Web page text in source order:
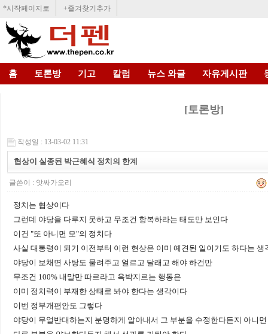
*시작페이지로 +즐겨찾기추가
홈 토론방 기고 칼럼 뉴스 와글 자유게시판
[토론방]
작성일 : 13-03-02 11:31
협상이 실종된 박근혜식 정치의 한계
글쓴이 : 앗싸가오리
정치는 협상이다
그런데 야당을 다루지 못하고 무조건 항복하라는 태도만 보인다
이건 "또 아니면 모"의 정치다
사실 대통령이 되기 이전부터 이런 현상은 이미 예견된 일이기도 하다는 생
야당이 보채면 사탕도 물려주고 얼르고 달래고 해야 하건만
무조건 100% 내말만 따르라고 윽박지르는 행동은
이미 정치력이 부재한 상태로 봐야 한다는 생각이다
이번 정부개편안도 그렇다
야당이 무얼반대하는지 분명하게 알아내서 그 부분을 수정한다든지 아니면